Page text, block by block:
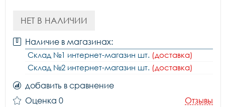
НЕТ В НАЛИЧИИ
Наличие в магазинах:
Склад №1 интернет-магазин шт. (доставка)
Склад №2 интернет-магазин шт. (доставка)
добавить в сравнение
Оценка 0
Отзывы